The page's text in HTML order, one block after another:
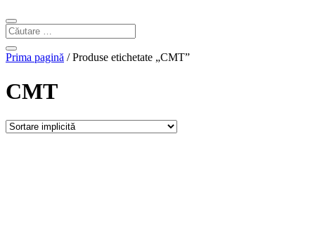
Prima pagină / Produse etichetate „CMT”
CMT